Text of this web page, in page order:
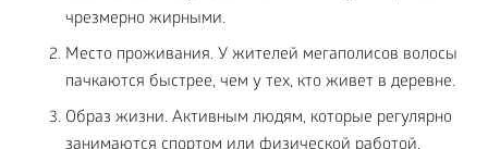
чрезмерно жирными.
Место проживания. У жителей мегаполисов волосы
пачкаются быстрее, чем у тех, кто живет в деревне.
Образ жизни. Активным людям, которые регулярно